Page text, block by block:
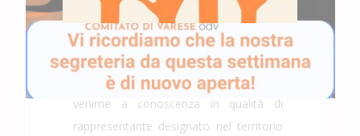
e) dei soggetti o delle categorie di
soggetti ai quali i dati personali possono
essere comunicati o che possono
venirne a conoscenza in qualità di
rappresentante designato nel territorio